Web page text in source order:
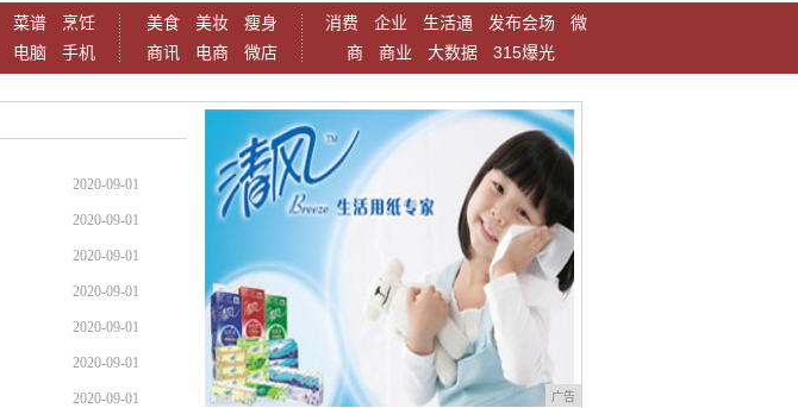
菜谱
烹饪
电脑 手机
美食 美妆
瘦身
商讯
电商 微店
消费 企业 生活通 发布会场
微
商
商业 大数据 315爆光
2020-09-01
2020-09-01
2020-09-01
2020-09-01
2020-09-01
2020-09-01
2020-09-01 广告